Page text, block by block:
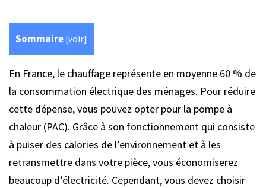
Sommaire [voir]
En France, le chauffage représente en moyenne 60 % de
la consommation électrique des ménages. Pour réduire
cette dépense, vous pouvez opter pour la pompe à
chaleur (PAC). Grâce à son fonctionnement qui consiste
à puiser des calories de l’environnement et à les
retransmettre dans votre pièce, vous économiserez
beaucoup d’électricité. Cependant, vous devez choisir